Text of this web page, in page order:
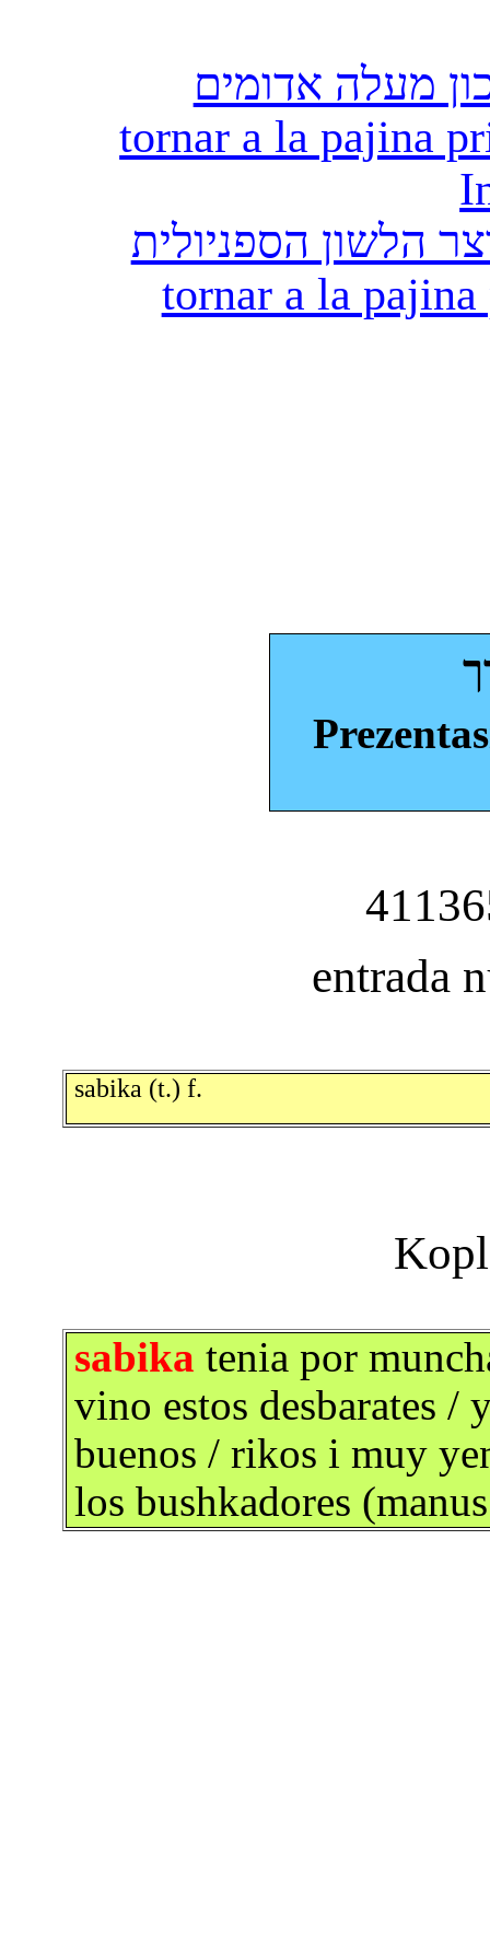
מעלה אדומים
tornar a la pajina
הלשון הספניולית
tornar a la
entrada
sabika (t.) f.
sabika tenia por
vino estos desbarates /
buenos / rikos i muy
los bushkadores